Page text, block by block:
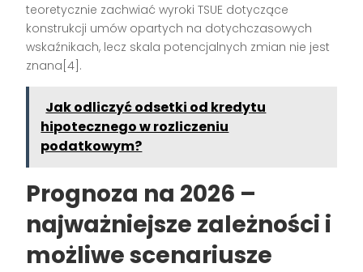
teoretycznie zachwiać wyroki TSUE dotyczące
konstrukcji umów opartych na dotychczasowych
wskaźnikach, lecz skala potencjalnych zmian nie jest
znana[4].
Jak odliczyć odsetki od kredytu
hipotecznego w rozliczeniu
podatkowym?
Prognoza na 2026 –
najważniejsze zależności i
możliwe scenariusze